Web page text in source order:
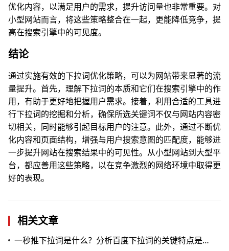
优化内容，以满足用户的需求，提升访问量也非常重要。对
小型网站而言，将这些策略整合在一起，更能降低竞争，提
高在搜索引擎中的可见度。
结论
通过实施有效的下拉词优化策略，可以为网站带来显著的流
量提升。首先，理解下拉词的本质和它们在搜索引擎中的作
用，有助于更好地把握用户需求。接着，利用合适的工具进
行下拉词的挖掘和分析，确保所选关键词不仅与网站内容密
切相关，同时能够引起目标用户的注意。此外，通过不断优
化内容和页面结构，增强与用户搜索意图的匹配度，能够进
一步提升网站在搜索结果中的可见性。从小型网站到大型平
台，都应善用这些策略，以在竞争激烈的网络环境中取得更
好的表现。
相关文章
一秒推下拉词是什么？分析百度下拉词的关键特点是什么？